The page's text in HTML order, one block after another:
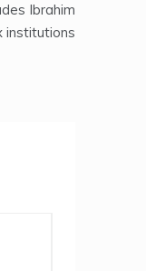
Ibrahim
institutions